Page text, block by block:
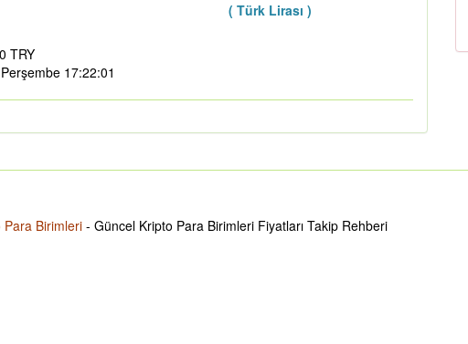
( Türk Lirası )
TRY
17:22:01
Para Birimleri - Güncel Kripto Para Birimleri Fiyatları Takip Rehberi